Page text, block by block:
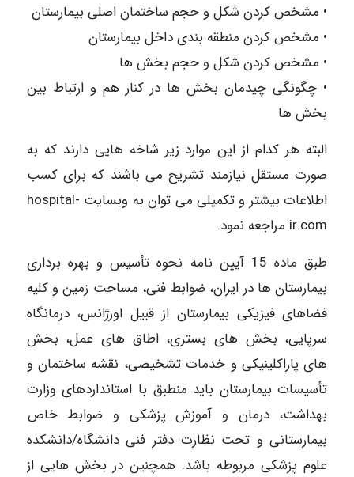
• مشخص کردن شکل و حجم ساختمان اصلی بیمارستان
• مشخص کردن منطقه بندی داخل بیمارستان
• مشخص کردن شکل و حجم بخش ها
• چگونگی چیدمان بخش ها در کنار هم و ارتباط بین
بخش ها
البته هر کدام از این موارد زیر شاخه هایی دارند که به
صورت مستقل نیازمند تشریح می باشند که برای کسب
اطلاعات بیشتر و تکمیلی می توان به وبسایت hospital-
ir.com مراجعه نمود.
طبق ماده 15 آیین نامه نحوه تأسیس و بهره برداری
بیمارستان ها در ایران، ضوابط فنی، مساحت زمین و کلیه
فضاهای فیزیکی بیمارستان از قبیل اورژانس، درمانگاه
سرپایی، بخش های بستری، اطاق های عمل، بخش
های پاراکلینیکی و خدمات تشخیصی، نقشه ساختمان و
تأسیسات بیمارستان باید منطبق با استانداردهای وزارت
بهداشت، درمان و آموزش پزشکی و ضوابط خاص
بیمارستانی و تحت نظارت دفتر فنی دانشگاه/دانشکده
علوم پزشکی مربوطه باشد. همچنین در بخش هایی از